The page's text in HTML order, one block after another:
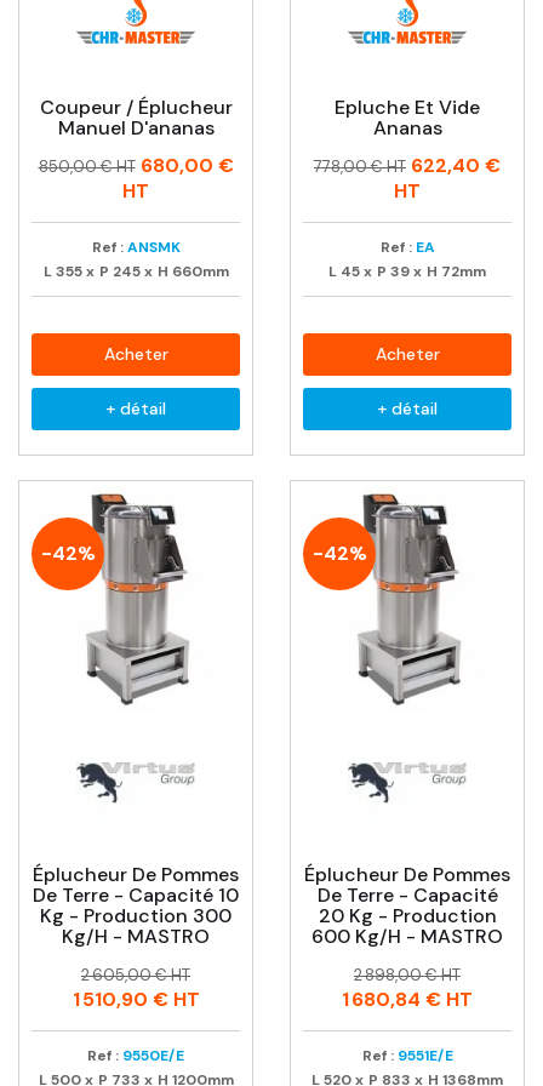
Coupeur / Éplucheur
Manuel D'ananas
Prix
Prix
850,00 € HT 680,00 €
HT
Ref : ANSMK
L 355 x P 245 x H 660mm
Acheter
+ détail
Epluche Et Vide
Ananas
Prix
Prix
778,00 € HT 622,40 €
HT
Ref : EA
L 45x P 39x H 72mm
Acheter
+ détail
-42%
Éplucheur De Pommes
De Terre - Capacité 10
Kg - Production 300
Kg/h - MASTRO
Prix
Prix
habituel
2 605,00 € HT
1 510,90 €HT
Ref : 9550E/E
L 500 x P 733 x H 1200mm
-42%
Éplucheur De Pommes
De Terre - Capacité
20 Kg - Production
600 Kg/h - MASTRO
Prix
Prix
habituel
2 898,00 € HT
1 680,84 € HT
Ref : 9551E/E
L520x P 833 x H 1368mm